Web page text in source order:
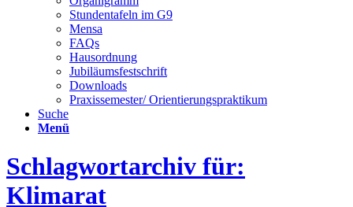
Stundentafeln im G9
Mensa
FAQs
Hausordnung
Jubiläumsfestschrift
Downloads
Praxissemester/ Orientierungspraktikum
Suche
Menü
Schlagwortarchiv für:
Klimarat